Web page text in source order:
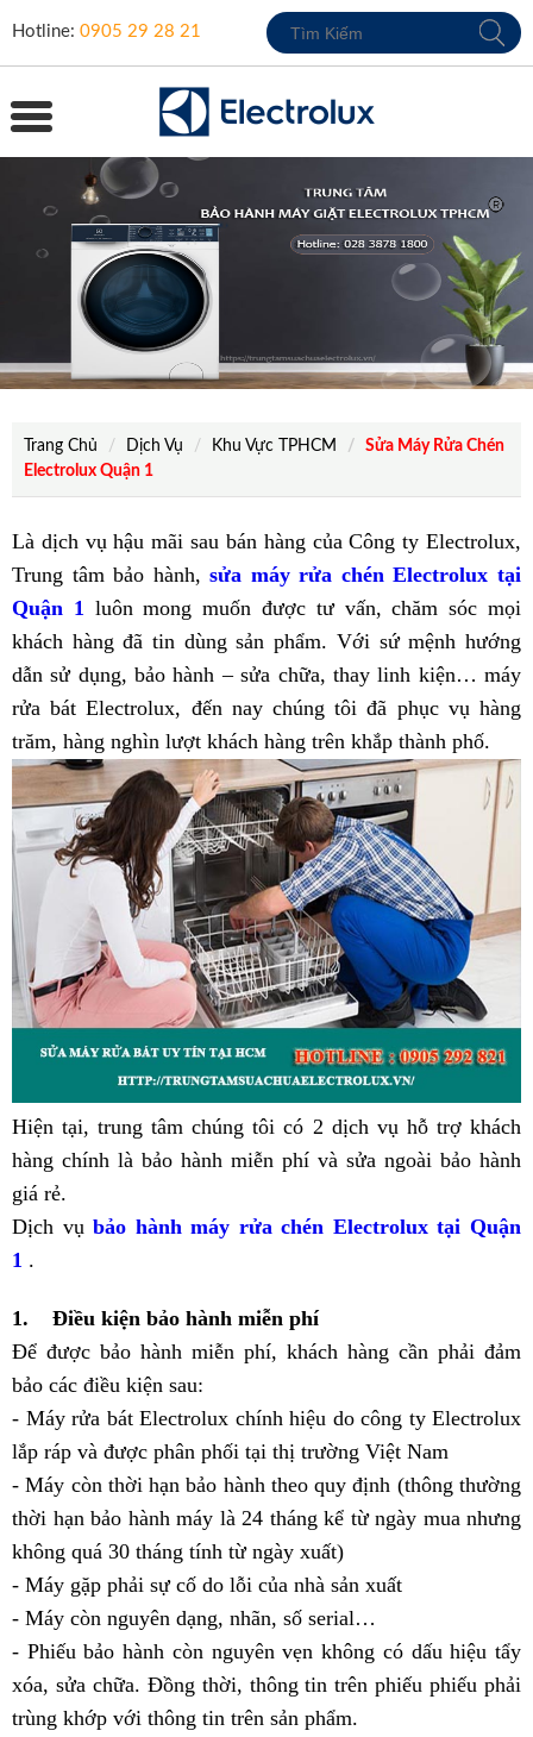
Hotline: 0905 29 28 21
Trang Chủ Dịch Vụ Khu Vực TPHCM
Sửa Máy Rửa Chén
Electrolux Quận 1
Là dịch vụ hậu mãi sau bán hàng của Công ty Electrolux,
Trung tâm bảo hành,sửa máy rửa chén Electrolux tại
Quận 1 luôn mong muốn được tư vấn, chăm sóc mọi
khách hàng đã tin dùng sản phẩm. Với sứ mệnh hướng
dẫn sử dụng, bảo hành – sửa chữa, thay linh kiện… máy
rửa bát Electrolux, đến nay chúng tôi đã phục vụ hàng
trăm, hàng nghìn lượt khách hàng trên khắp thành phố.
Hiện tại, trung tâm chúng tôi có 2 dịch vụ hỗ trợ khách
hàng chính là bảo hành miễn phí và sửa ngoài bảo hành
giá rẻ.
Dịch vụbảo hành máy rửa chén Electrolux tại Quận
1 .
1. Điều kiện bảo hành miễn phí
Để được bảo hành miễn phí, khách hàng cần phải đảm
bảo các điều kiện sau:
- Máy rửa bát Electrolux chính hiệu do công ty Electrolux
lắp ráp và được phân phối tại thị trường Việt Nam
- Máy còn thời hạn bảo hành theo quy định (thông thường
thời hạn bảo hành máy là 24 tháng kể từ ngày mua nhưng
không quá 30 tháng tính từ ngày xuất)
- Máy gặp phải sự cố do lỗi của nhà sản xuất
- Máy còn nguyên dạng, nhãn, số serial…
- Phiếu bảo hành còn nguyên vẹn không có dấu hiệu tẩy
xóa, sửa chữa. Đồng thời, thông tin trên phiếu phiếu phải
trùng khớp với thông tin trên sản phẩm.